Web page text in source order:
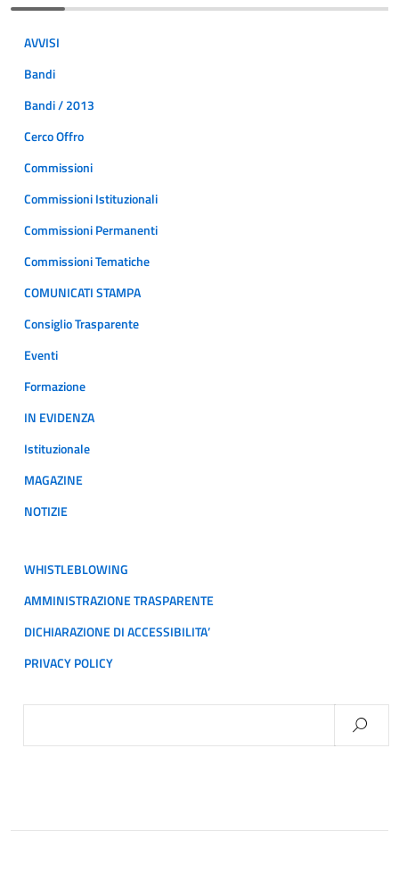
AVVISI
Bandi
Bandi / 2013
Cerco Offro
Commissioni
Commissioni Istituzionali
Commissioni Permanenti
Commissioni Tematiche
COMUNICATI STAMPA
Consiglio Trasparente
Eventi
Formazione
IN EVIDENZA
Istituzionale
MAGAZINE
NOTIZIE
WHISTLEBLOWING
AMMINISTRAZIONE TRASPARENTE
DICHIARAZIONE DI ACCESSIBILITA’
PRIVACY POLICY